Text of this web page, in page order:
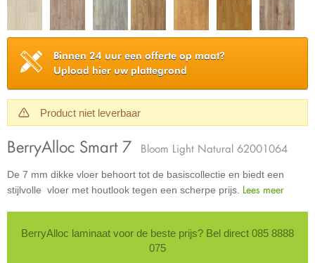
Binnen 24 uur een offerte op maat?
Upload hier uw plattegrond
Product niet leverbaar
BerryAlloc Smart 7 Bloom Light Natural 62001064
De 7 mm dikke vloer behoort tot de basiscollectie en biedt een
stijlvolle vloer met houtlook tegen een scherpe prijs. Lees meer
BerryAlloc laminaat voor de beste prijs? Bel direct 085 8888
075